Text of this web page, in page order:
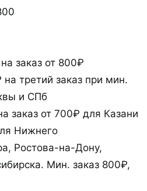
заказ от 800₽
третий заказ при мин.
и СПб
заказ от 700₽ для Казани
Нижнего
Ростова-на-Дону,
Мин. заказ 800₽,